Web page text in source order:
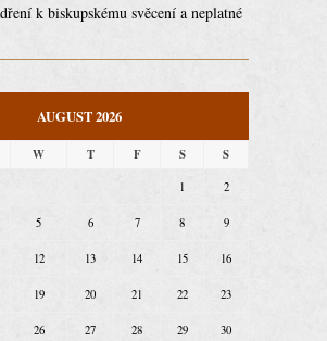
k biskupskému svěcení a neplatné
AUGUST 2026
W T F S S
1 2
5 6 7 8 9
12 13 14 15 16
19 20 21 22 23
26 27 28 29 30